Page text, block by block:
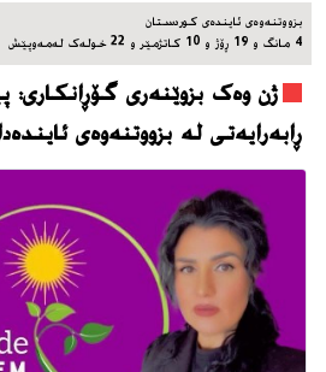
بزووتنه‌وه‌ی ئاینده‌ی کوردستان
4 مانگ و 19 ڕۆژ و 10 کاتژمێر و 22 خوله‌ک له‌مه‌وپێش‌
ژن وەک بزوێنەری
ڕابەرایەتی لە بزووتنەوەی